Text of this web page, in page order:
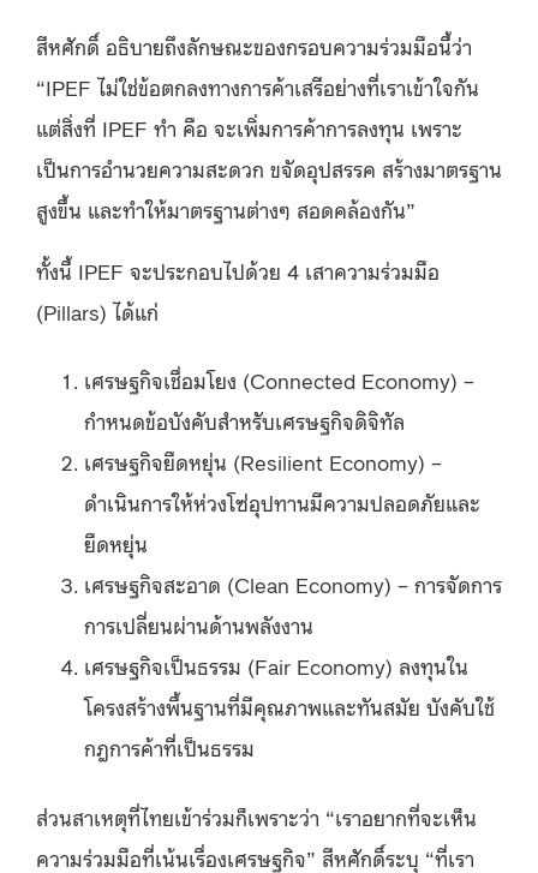
สีหศักดิ์ อธิบายถึงลักษณะของกรอบความร่วมมือนี้ว่า
“IPEF ไม่ใช่ข้อตกลงทางการค้าเสรีอย่างที่เราเข้าใจกัน
แต่สิ่งที่ IPEF ทำ คือ จะเพิ่มการค้าการลงทุน เพราะ
เป็นการอำนวยความสะดวก ขจัดอุปสรรค สร้างมาตรฐาน
สูงขึ้น และทำให้มาตรฐานต่างๆ สอดคล้องกัน”
ทั้งนี้ IPEF จะประกอบไปด้วย 4 เสาความร่วมมือ
(Pillars) ได้แก่
เศรษฐกิจเชื่อมโยง (Connected Economy) –
กำหนดข้อบังคับสำหรับเศรษฐกิจดิจิทัล
เศรษฐกิจยืดหยุ่น (Resilient Economy) –
ดำเนินการให้ห่วงโซ่อุปทานมีความปลอดภัยและ
ยืดหยุ่น
เศรษฐกิจสะอาด (Clean Economy) – การจัดการ
การเปลี่ยนผ่านด้านพลังงาน
เศรษฐกิจเป็นธรรม (Fair Economy) ลงทุนใน
โครงสร้างพื้นฐานที่มีคุณภาพและทันสมัย บังคับใช้
กฎการค้าที่เป็นธรรม
ส่วนสาเหตุที่ไทยเข้าร่วมก็เพราะว่า “เราอยากที่จะเห็น
ความร่วมมือที่เน้นเรื่องเศรษฐกิจ” สีหศักดิ์ระบุ “ที่เรา